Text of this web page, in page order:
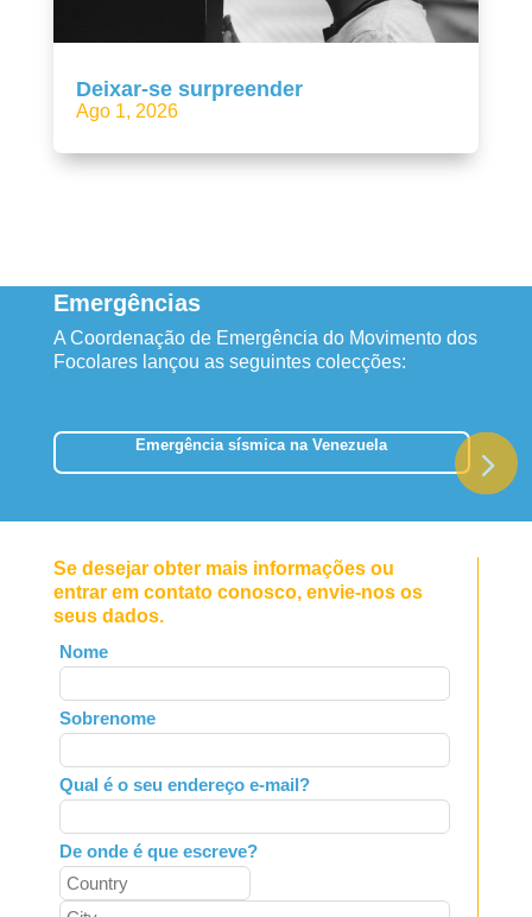
Deixar-se surpreender
Ago 1, 2026
Emergências
A Coordenação de Emergência do Movimento dos
Focolares lançou as seguintes colecções:
Emergência sísmica na Venezuela
Se desejar obter mais informações ou
entrar em contato conosco, envie-nos os
seus dados.
Leave
this
field
blank
Nome
Sobrenome
Qual é o seu endereço e-mail?
De onde é que escreve?